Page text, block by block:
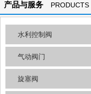
产品与服务
PRODUCTS
AND
水利控制阀
气动阀门
旋塞阀